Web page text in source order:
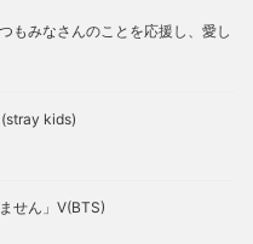
もみなさんのことを応援し、愛し
(stray kids)
せん」V(BTS)